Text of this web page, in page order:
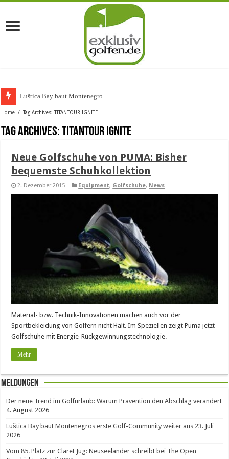
Luštica Bay baut Montenegros er
Home / Tag Archives: TITANTOUR IGNITE
Tag Archives:TITANTOUR IGNITE
Neue Golfschuhe von PUMA: Bisher
bequemste Schuhkollektion
2. Dezember 2015 Equipment, Golfschuhe, News
Material- bzw. Technik-Innovationen machen auch vor der
Sportbekleidung von Golfern nicht Halt. Im Speziellen zeigt Puma jetzt
Golfschuhe mit Energie-Rückgewinnungstechnologie.
Mehr
Meldungen
Der neue Trend im Golfurlaub: Warum Prävention den Abschlag verändert
4. August 2026
Luštica Bay baut Montenegros erste Golf-Community weiter aus 23. Juli
2026
Vom 85. Platz zur Claret Jug: Neuseeländer schreibt bei The Open